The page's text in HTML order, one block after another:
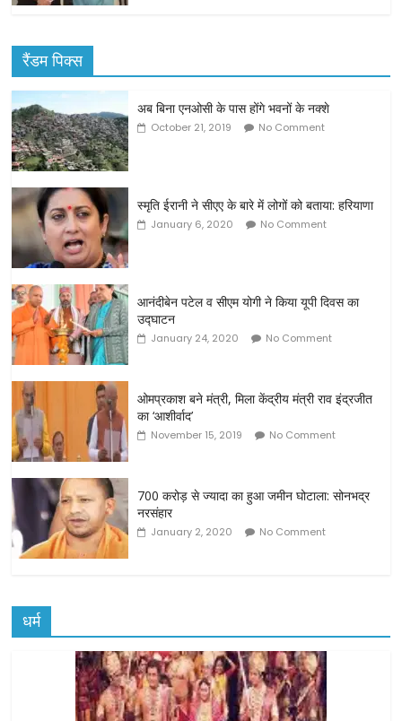
रैंडम पिक्स
अब बिना एनओसी के पास होंगे भवनों के नक्शे
October 21, 2019 No Comment
स्मृति ईरानी ने सीएए के बारे में लोगों को बताया: हरियाणा
January 6, 2020 No Comment
आनंदीबेन पटेल व सीएम योगी ने किया यूपी दिवस का
उद्घाटन
January 24, 2020 No Comment
ओमप्रकाश बने मंत्री, मिला केंद्रीय मंत्री राव इंद्रजीत
का ‘आशीर्वाद’
November 15, 2019 No Comment
700 करोड़ से ज्यादा का हुआ जमीन घोटाला: सोनभद्र
नरसंहार
January 2, 2020 No Comment
धर्म